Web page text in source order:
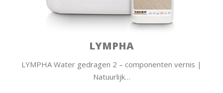
LYMPHA
LYMPHA Water gedragen 2 – componenten vernis |
Natuurlijk…